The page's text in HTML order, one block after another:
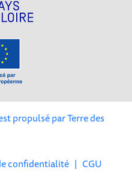
propulsé parTerre des
confidentialité | CGU